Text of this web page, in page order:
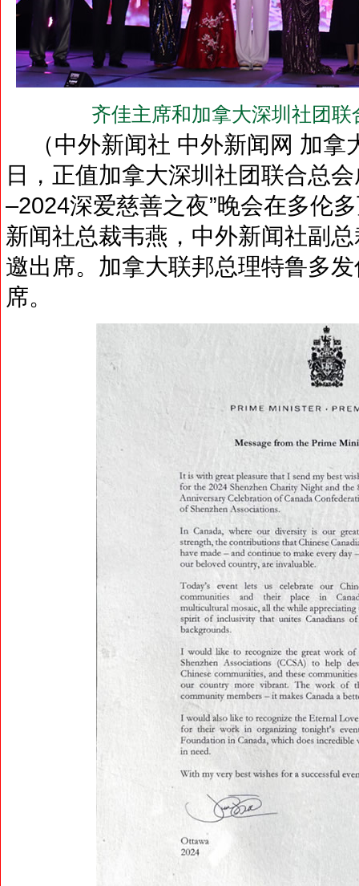
齐佳主席和加拿大深圳社团
（中外新闻社 中外新闻网 加拿
日，正值加拿大深圳社团联合总
–2024深爱慈善之夜”晚会在多伦
新闻社总裁韦燕，中外新闻社副
邀出席。加拿大联邦总理特鲁多
席。